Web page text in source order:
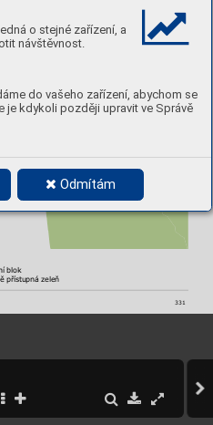
o stejné zařízení, a
návštěvnost.
do vašeho zařízení, abychom se
je kdykoli později upravit ve Správě
Odmítám
331
blok
přístupná zeleň
5